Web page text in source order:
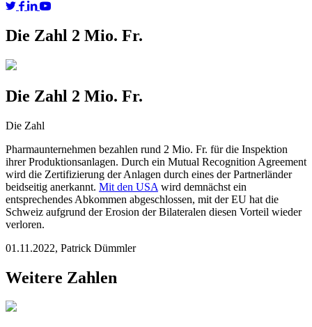
Die Zahl 2 Mio. Fr.
Die Zahl 2 Mio. Fr.
Die Zahl
Pharmaunternehmen bezahlen rund 2 Mio. Fr. für die Inspektion
ihrer Produktionsanlagen. Durch ein Mutual Recognition Agreement
wird die Zertifizierung der Anlagen durch eines der Partnerländer
beidseitig anerkannt. Mit den USA wird demnächst ein
entsprechendes Abkommen abgeschlossen, mit der EU hat die
Schweiz aufgrund der Erosion der Bilateralen diesen Vorteil wieder
verloren.
01.11.2022, Patrick Dümmler
Weitere Zahlen